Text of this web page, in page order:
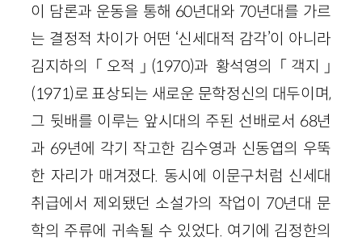
이 담론과 운동을 통해 60년대와 70년대를 가르
는 결정적 차이가 어떤 ‘신세대적 감각’이 아니라
김지하의 「오적」(1970)과 황석영의 「객지」
(1971)로 표상되는 새로운 문학정신의 대두이며,
그 뒷배를 이루는 앞시대의 주된 선배로서 68년
과 69년에 각기 작고한 김수영과 신동엽의 우뚝
한 자리가 매겨졌다. 동시에 이문구처럼 신세대
취급에서 제외됐던 소설가의 작업이 70년대 문
학의 주류에 귀속될 수 있었다. 여기에 김정한의